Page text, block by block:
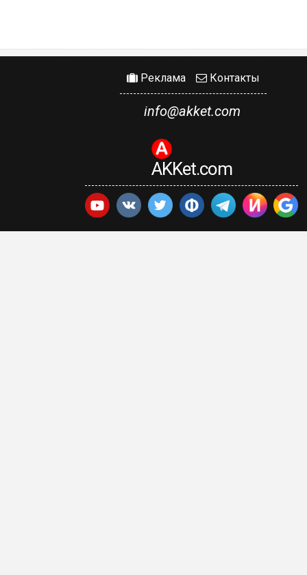
Реклама Контакты
info@akket.com
AKKet.com